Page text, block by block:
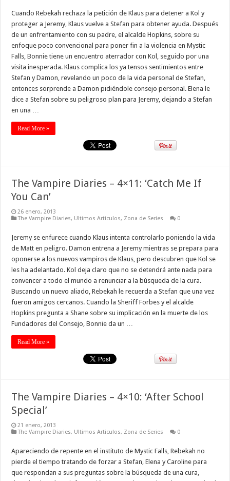
Cuando Rebekah rechaza la petición de Klaus para detener a Kol y
proteger a Jeremy, Klaus vuelve a Stefan para obtener ayuda. Después
de un enfrentamiento con su padre, el alcalde Hopkins, sobre su
enfoque poco convencional para poner fin a la violencia en Mystic
Falls, Bonnie tiene un encuentro aterrador con Kol, seguido por una
visita inesperada. Klaus complica los ya tensos sentimientos entre
Stefan y Damon, revelando un poco de la vida personal de Stefan,
entonces sorprende a Damon pidiéndole consejo personal. Elena le
dice a Stefan sobre su peligroso plan para Jeremy, dejando a Stefan
en una …
Read More »
The Vampire Diaries – 4×11: ‘Catch Me If
You Can’
26 enero, 2013
The Vampire Diaries, Ultimos Articulos, Zona de Series 0
Jeremy se enfurece cuando Klaus intenta controlarlo poniendo la vida
de Matt en peligro. Damon entrena a Jeremy mientras se prepara para
oponerse a los nuevos vampiros de Klaus, pero descubren que Kol se
les ha adelantado. Kol deja claro que no se detendrá ante nada para
convencer a todo el mundo a renunciar a la búsqueda de la cura.
Buscando un nuevo aliado, Rebekah le recuerda a Stefan que una vez
fueron amigos cercanos. Cuando la Sheriff Forbes y el alcalde
Hopkins pregunta a Shane sobre su implicación en la muerte de los
Fundadores del Consejo, Bonnie da un …
Read More »
The Vampire Diaries – 4×10: ‘After School
Special’
21 enero, 2013
The Vampire Diaries, Ultimos Articulos, Zona de Series 0
Apareciendo de repente en el instituto de Mystic Falls, Rebekah no
pierde el tiempo tratando de forzar a Stefan, Elena y Caroline para
que respondan a sus preguntas sobre la búsqueda de una cura,